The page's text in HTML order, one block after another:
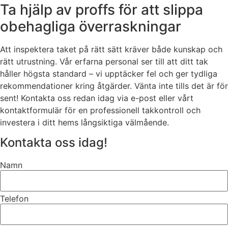
Ta hjälp av proffs för att slippa
obehagliga överraskningar
Att inspektera taket på rätt sätt kräver både kunskap och
rätt utrustning. Vår erfarna personal ser till att ditt tak
håller högsta standard – vi upptäcker fel och ger tydliga
rekommendationer kring åtgärder. Vänta inte tills det är för
sent! Kontakta oss redan idag via e-post eller vårt
kontaktformulär för en professionell takkontroll och
investera i ditt hems långsiktiga välmående.
Kontakta oss idag!
Namn
Telefon